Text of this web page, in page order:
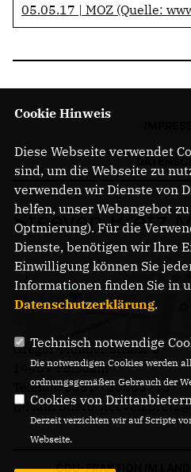
05.05.17 | MOZ (Quelle:
Steeven Bretz
Gregor-Mendel-Straße 3
14469 Potsdam
Telefon: 0331 - 20085713
E-Mail:
CDU-FRAKTION IM
Cookie Hinweis
Diese Webseite verwendet
sind, um die Webseite zu
verwenden wir Dienste von
helfen, unser Webangebot
Optmierung). Für die
Dienste, benötigen wir Ihre
Einwilligung können Sie
Informationen finden Sie in
Datenschutzerklärung.
Technisch notwendige
Die notwendigen Cookies werden
ordnungsgemäßen Gebrauch der
Cookies von
Derzeit verzichten wir auf Scripte
Webseite.